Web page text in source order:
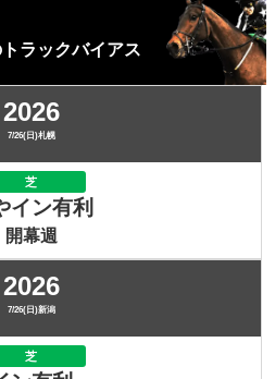
ラックバイアス
2026
7/26(日)札幌
芝
イン有利
開幕週
2026
7/26(日)新潟
芝